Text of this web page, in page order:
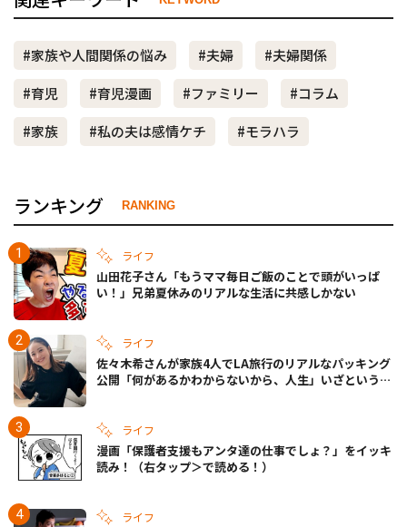
#家族や人間関係の悩み #夫婦
#夫婦関係
#育児
#育児漫画 #ファミリー
#コラム
#家族
#私の夫は感情ケチ #モラハラ
ランキング RANKING
ライフ
山田花子さん「もうママ毎日ご飯のことで頭がいっぱ
い！」兄弟夏休みのリアルな生活に共感しかない
ライフ
佐々木希さんが家族4人でLA旅行のリアルなパッキング
公開「何があるかわからないから、人生」いざというと
ライフ
漫画「保護者支援もアンタ達の仕事でしょ？」をイッキ
読み！（右タップ＞で読める！）
ライフ